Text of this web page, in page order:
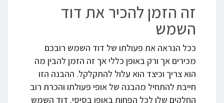
זה הזמן להכיר את דוד
השמש
ככל הנראה את פעולתו של דוד השמש רובכם
מכירים אך ורק באופן כללי אך זה הזמן להבין מה
הוא צריך וכיצד הוא עלול להתקלקל. ההבנה הזו
חייבת להתחיל מהבנה של אופי פעולתו והכרת רוב
החלקים שלו לכל הפחות באופן בסיסי. דוד השמש